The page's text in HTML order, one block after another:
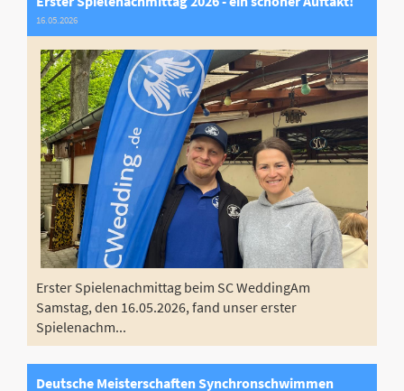
16.05.2026
Erster Spielenachmittag beim SC WeddingAm
Samstag, den 16.05.2026, fand unser erster
Spielenachm...
Deutsche Meisterschaften Synchronschwimmen